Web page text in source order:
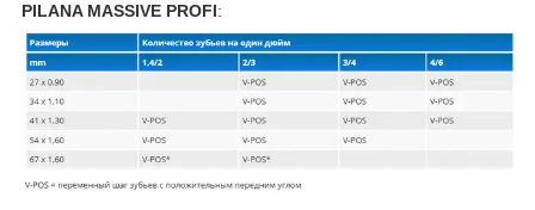
PILANA MASSIVE PROFI: